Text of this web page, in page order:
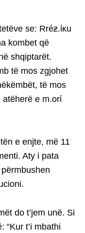
se: Rréƶ.ίκu
kombet që
shqiptarët.
të mos zgjohet
të mos
e m.orί
e enjte, më 11
Aty i pata
do t’jem unë. Si
“Kur t’i mbathi